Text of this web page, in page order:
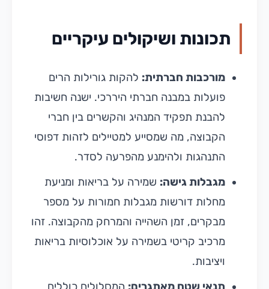
תכונות ושיקולים עיקריים
מורכבות חברתית: להקות גורילות הרים
פועלות במבנה חברתי היררכי. ישנה חשיבות
להבנת תפקיד המנהיג והקשרים בין חברי
הקבוצה, מה שמסייע למטיילים לזהות דפוסי
התנהגות ולהימנע מהפרעה לסדר.
מגבלות גישה: שמירה על בריאות ומניעת
מחלות דורשות מגבלות חמורות על מספר
מבקרים, זמן השהייה והמרחק מהקבוצה. זהו
מרכיב קריטי בשמירה על אוכלוסיות בריאות
ויציבות.